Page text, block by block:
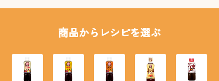
商品からレシピを選ぶ